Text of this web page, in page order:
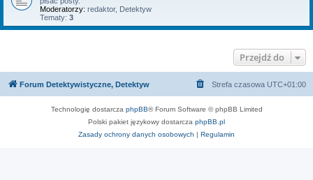
Moderatorzy: redaktor, Detektyw
Tematy: 3
Przejdź do
Forum Detektywistyczne, Detektyw Strefa czasowa UTC+01:00
Technologię dostarcza phpBB® Forum Software © phpBB Limited
Polski pakiet językowy dostarcza phpBB.pl
Zasady ochrony danych osobowych | Regulamin